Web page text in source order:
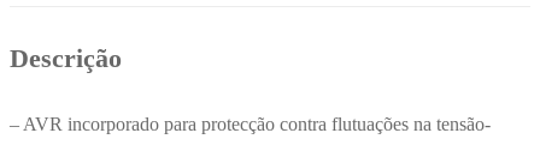
C13
Descrição
– AVR incorporado para protecção contra flutuações na tensão-